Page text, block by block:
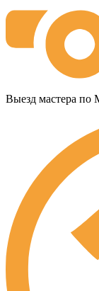
Выезд мастера по